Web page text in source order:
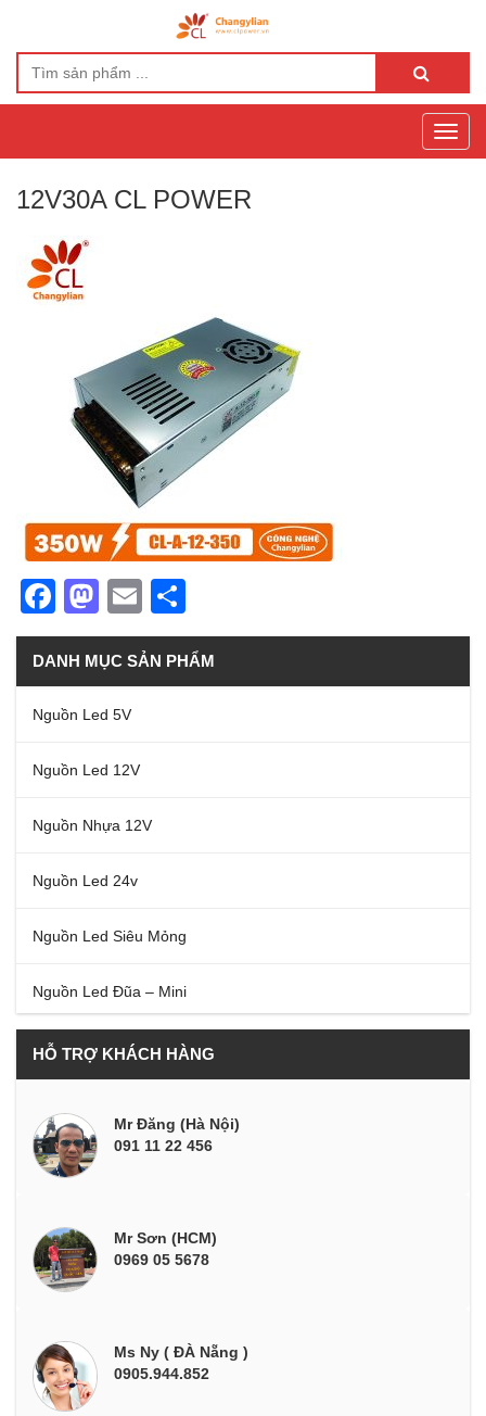
12V30A CL POWER
Facebook
Mastodon
Email
DANH MỤC SẢN PHẨM
Nguồn Led 5V
Nguồn Led 12V
Nguồn Nhựa 12V
Nguồn Led 24v
Nguồn Led Siêu Mỏng
Nguồn Led Đũa – Mini
HỖ TRỢ KHÁCH HÀNG
Mr Đăng (Hà Nội)
091 11 22 456
Mr Sơn (HCM)
0969 05 5678
Ms Ny ( ĐÀ Nẵng )
0905.944.852